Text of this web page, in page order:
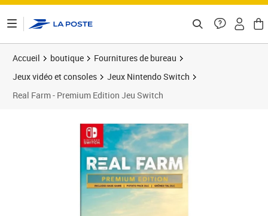
Accueil boutique
Fournitures de bureau
Jeux vidéo et consoles
Jeux Nintendo Switch
Real Farm - Premium Edition Jeu Switch